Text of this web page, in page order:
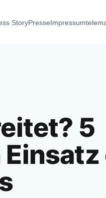
StoryPresseImpressum
5